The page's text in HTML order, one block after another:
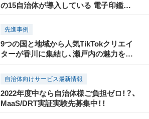
の15自治体が導入している 電子印鑑
先進事例
9つの国と地域から人気TikTokクリエイ
ターが香川に集結し、瀬戸内の魅力を
Connect By Tourism 〜瀬戸内の魅力発
信・裏瀬戸芸プロジェクト〜」開催レポー
ト（前編）
自治体向けサービス最新情報
2022年度中なら自治体様ご負担ゼロ！？、
MaaS/DRT実証実験先募集中！！